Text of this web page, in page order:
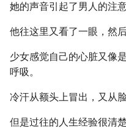
她的声音引起了男人的注意
他往这里又看了一眼，然
少女感觉自己的心脏又像
呼吸。
冷汗从额头上冒出，又从
但是过往的人生经验很清